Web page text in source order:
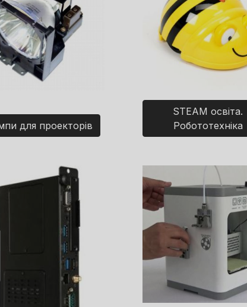
для проекторів
STEAM освіта.
Робототехніка